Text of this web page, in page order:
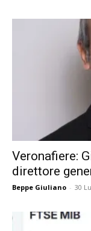
Veronafiere:
direttore
Beppe Giuliano - 30